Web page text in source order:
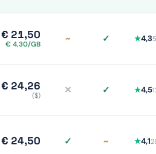
€ 21,50
€ 4,30/GB ~ iDEAL deels/
✓Delen ja,
★4,3
€ 24,26
($) ✕iDEAL nee, meer
✓Delen ja,
★4,5
€ 24,50 ✓iDEAL ja, meer info
~ Delen★4,1